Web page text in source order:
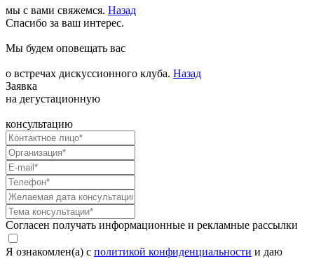
мы с вами свяжемся. Назад
Спасибо за ваш интерес.
Мы будем оповещать вас
о встречах дискуссионного клуба. Назад
Заявка
на дегустационную
консультацию
Согласен получать информационные и рекламные рассылки
Я ознакомлен(а) с политикой конфиденциальности и даю